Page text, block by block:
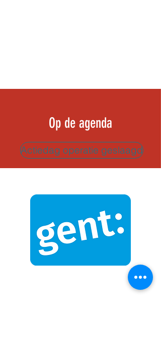
Op de agenda
Actiedag operatie geslaagd